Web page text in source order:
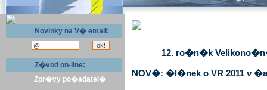
Novinky na V� email:
Z�vod on-line:
Zpr�vy po�adatel�
12. ro�n�k
NOV�: �l�nek o VR 2011 v